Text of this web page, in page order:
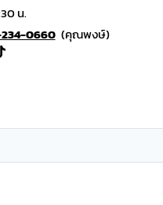
น.
0660 (คุณพงษ์)